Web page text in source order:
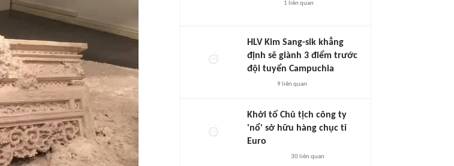
1 liên quan
HLV Kim Sang-sik khẳng
định sẽ giành 3 điểm trước
đội tuyển Campuchia
9 liên quan
Khởi tố Chủ tịch công ty
'nổ' sở hữu hàng chục tỉ
Euro
30liên quan